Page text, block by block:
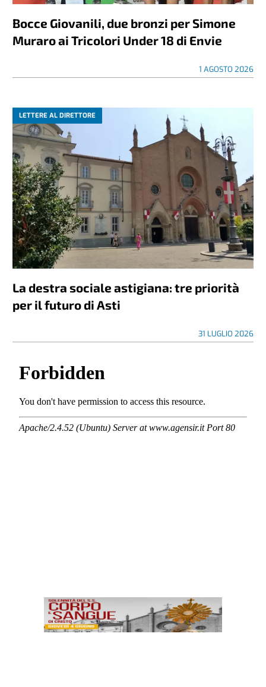
Bocce Giovanili, due bronzi per Simone
Muraro ai Tricolori Under 18 di Envie
1 AGOSTO 2026
LETTERE AL DIRETTORE
La destra sociale astigiana: tre priorità
per il futuro di Asti
31 LUGLIO 2026